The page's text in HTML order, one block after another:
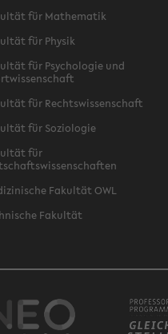
für Mathematik
für Physik
für Psychologie und
für Rechtswissenschaft
für Soziologie
für
Fakultät OWL
Fakultät